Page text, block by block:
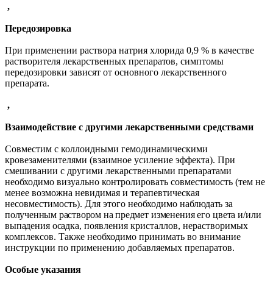
,
Передозировка
При применении раствора натрия хлорида 0,9 % в качестве
растворителя лекарственных препаратов, симптомы
передозировки зависят от основного лекарственного
препарата.
,
Взаимодействие с другими лекарственными средствами
Совместим с коллоидными гемодинамическими
кровезаменителями (взаимное усиление эффекта). При
смешивании с другими лекарственными препаратами
необходимо визуально контролировать совместимость (тем не
менее возможна невидимая и терапевтическая
несовместимость). Для этого необходимо наблюдать за
полученным раствором на предмет изменения его цвета и/или
выпадения осадка, появления кристаллов, нерастворимых
комплексов. Также необходимо принимать во внимание
инструкции по применению добавляемых препаратов.
Особые указания